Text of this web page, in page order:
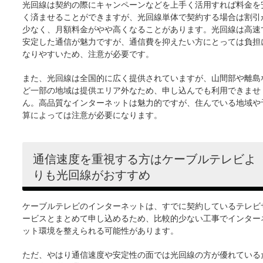
光回線は契約の際にキャンペーンなどを上手く活用すれば料金を
く済ませることができますが、光回線単体で契約する場合は割引
少なく、月額料金がやや高くなることがあります。光回線は高速
安定した通信が魅力ですが、通信費を抑えたい方にとっては負担
なりやすいため、注意が必要です。
また、光回線は全国的に広く提供されていますが、山間部や離島
ど一部の地域は提供エリア外なため、申し込んでも利用できませ
ん。高品質なインターネットは魅力的ですが、住んでいる地域や
算によっては注意が必要になります。
通信速度を重視する方はケーブルテレビよ
りも光回線がおすすめ
ケーブルテレビのインターネットは、すでに契約しているテレビ
ービスとまとめて申し込めるため、比較的少ない工事でインター
ット環境を整えられる可能性があります。
ただ、やはり通信速度や安定性の面では光回線の方が優れている